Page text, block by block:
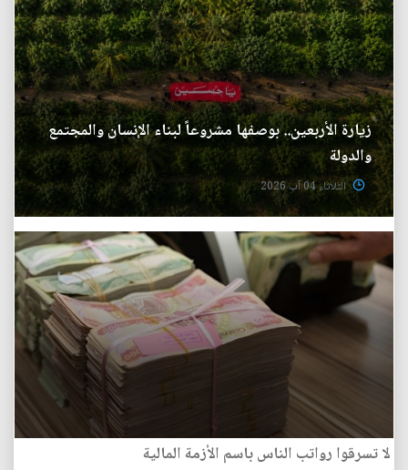
زيارة الأربعين.. بوصفها مشروعاً لبناء الإنسان والمجتمع
والدولة
الثلاثاء 04 آب 2026
لا تسرقوا رواتب الناس باسم الأزمة المالية